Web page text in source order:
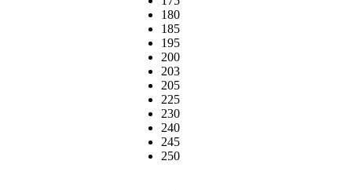
180
185
195
200
203
205
225
230
240
245
250